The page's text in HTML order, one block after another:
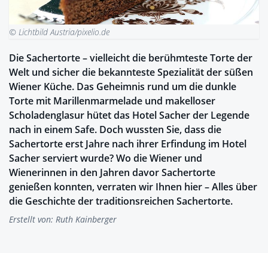
© Lichtbild Austria/pixelio.de
Die Sachertorte – vielleicht die berühmteste Torte der
Welt und sicher die bekannteste Spezialität der süßen
Wiener Küche. Das Geheimnis rund um die dunkle
Torte mit Marillenmarmelade und makelloser
Scholadenglasur hütet das Hotel Sacher der Legende
nach in einem Safe. Doch wussten Sie, dass die
Sachertorte erst Jahre nach ihrer Erfindung im Hotel
Sacher serviert wurde? Wo die Wiener und
Wienerinnen in den Jahren davor Sachertorte
genießen konnten, verraten wir Ihnen hier – Alles über
die Geschichte der traditionsreichen Sachertorte.
Erstellt von: Ruth Kainberger